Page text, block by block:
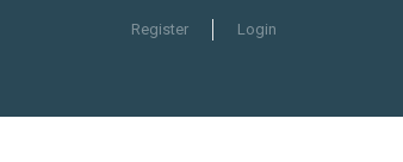
Register Login